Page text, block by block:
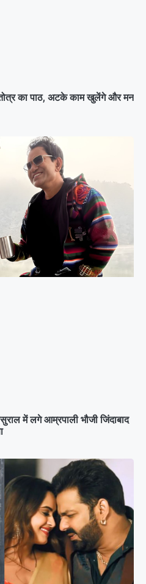
का पाठ, अटके काम खुलेंगे और मन
में लगे आम्रपाली भौजी जिंदाबाद